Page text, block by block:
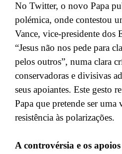
No Twitter, o novo Papa
polémica, onde contestou
Vance, vice-presidente
“Jesus não nos pede para
pelos outros”, numa clara
conservadoras e divisivas
seus apoiantes. Este gesto
Papa que pretende ser uma
resistência às polarizações.
A controvérsia e os apoios